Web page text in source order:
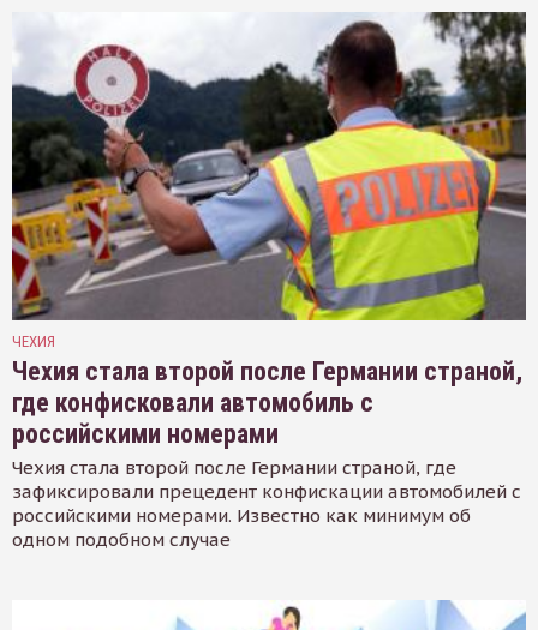
ЧЕХИЯ
Чехия стала второй после Германии страной,
где конфисковали автомобиль с
российскими номерами
Чехия стала второй после Германии страной, где
зафиксировали прецедент конфискации автомобилей с
российскими номерами. Известно как минимум об
одном подобном случае